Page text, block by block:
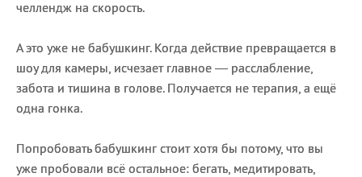
челлендж на скорость.
А это уже не бабушкинг. Когда действие превращается в
шоу для камеры, исчезает главное — расслабление,
забота и тишина в голове. Получается не терапия, а ещё
одна гонка.
Попробовать бабушкинг стоит хотя бы потому, что вы
уже пробовали всё остальное: бегать, медитировать,